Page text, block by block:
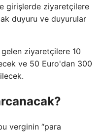
girişlerde ziyaretçilere
duyuru ve duyurular
ziyaretçilere 10
ve 50 Euro'dan 300
verginin “para